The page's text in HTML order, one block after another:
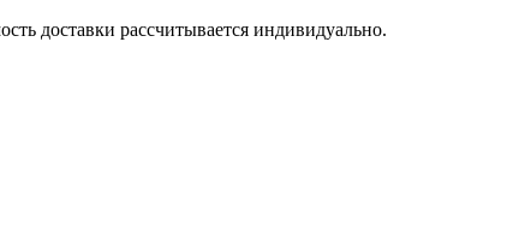
доставки рассчитывается индивидуально.